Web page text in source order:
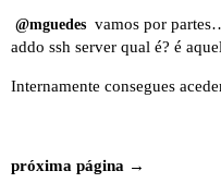
@mguedes vamos por
addo ssh server qual é? é
Internamente consegues
próxima página →